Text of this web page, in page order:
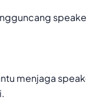
menjaga